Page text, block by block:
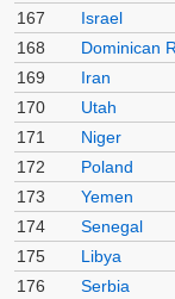
167
Israel
168
Dominican
169
Iran
170
Utah
171
Niger
172
Poland
173
Yemen
174
Senegal
175
Libya
176
Serbia